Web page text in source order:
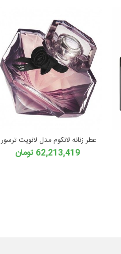
عطر زنانه لانکوم مدل لانویت ترسور
62,213,419 تومان